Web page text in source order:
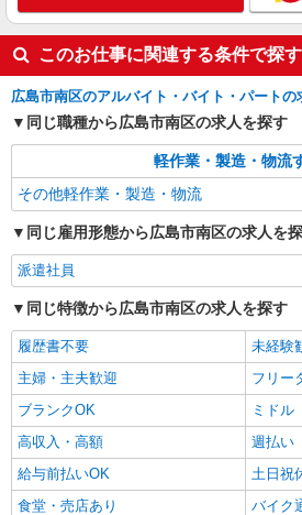
このお仕事に関連する条件で探す
広島市南区のアルバイト・バイト・パートの
同じ職種から広島市南区の求人を探す
軽作業・製造・物流
その他軽作業・製造・物流
同じ雇用形態から広島市南区の求人を
派遣社員
同じ特徴から広島市南区の求人を探す
履歴書不要
未経験
主婦・主夫歓迎
フリー
ブランクOK
ミドル
高収入・高額
週払い
給与前払いOK
土日祝
食堂・売店あり
バイク